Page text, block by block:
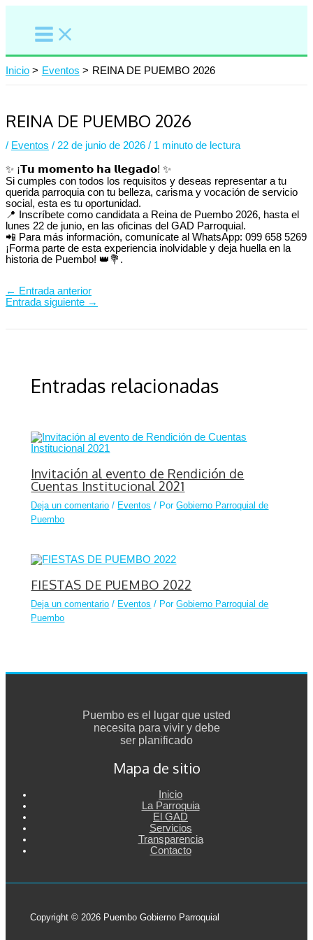
contenido
Inicio Eventos REINA DE PUEMBO 2026
REINA DE PUEMBO 2026
/ Eventos / 22 de junio de 2026 / 1 minuto de lectura
✨ ¡𝗧𝘂 𝗺𝗼𝗺𝗲𝗻𝘁𝗼 𝗵𝗮 𝗹𝗹𝗲𝗴𝗮𝗱𝗼! ✨
Si cumples con todos los requisitos y deseas representar a tu
querida parroquia con tu belleza, carisma y vocación de servicio
social, esta es tu oportunidad.
📍 Inscríbete como candidata a Reina de Puembo 2026, hasta el
lunes 22 de junio, en las oficinas del GAD Parroquial.
📲 Para más información, comunícate al WhatsApp: 099 658 5269
¡Forma parte de esta experiencia inolvidable y deja huella en la
historia de Puembo! 👑💐.
← Entrada anterior
Entrada siguiente →
Entradas relacionadas
Invitación al evento de Rendición de
Cuentas Institucional 2021
Deja un comentario / Eventos / PorGobierno Parroquial de
Puembo
FIESTAS DE PUEMBO 2022
Deja un comentario / Eventos / PorGobierno Parroquial de
Puembo
Puembo es el lugar que usted
necesita para vivir y debe
ser planificado
Mapa de sitio
Inicio
La Parroquia
El GAD
Servicios
Transparencia
Contacto
Copyright © 2026 Puembo Gobierno Parroquial